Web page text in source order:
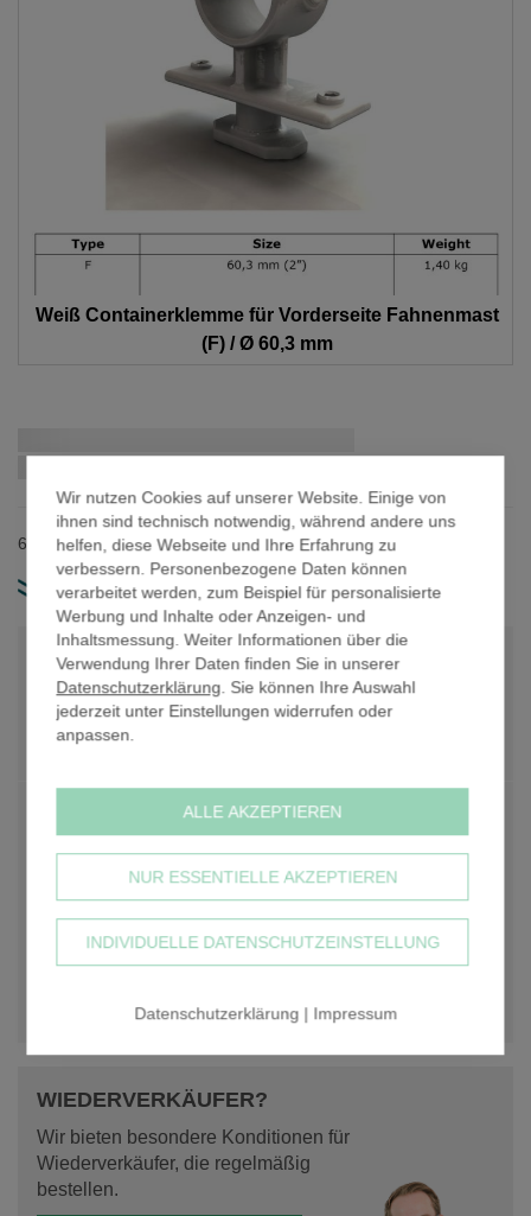
Wir nutzen Cookies auf unserer Website. Einige von
ihnen sind technisch notwendig, während andere uns
helfen, diese Webseite und Ihre Erfahrung zu
verbessern. Personenbezogene Daten können
verarbeitet werden, zum Beispiel für personalisierte
Werbung und Inhalte oder Anzeigen- und
Inhaltsmessung. Weiter Informationen über die
Verwendung Ihrer Daten finden Sie in unserer
Datenschutzerklärung . Sie können Ihre Auswahl
jederzeit unter Einstellungen widerrufen oder
anpassen.
ALLE AKZEPTIEREN
INDIVIDUELLE DATENSCHUTZEINSTELLUNG
NUR ESSENTIELLE AKZEPTIEREN
Datenschutzerklärung | Impressum
Weiß Containerklemme für Vorderseite Fahnenmast
(F) / Ø 60,3 mm
Anfang
Bildergalerie
springen
60,3 mm Rohrdurchmesser / Material: Gusseisen.
weitere Produkt-Infos
PREIS PRO STK. NETTO
PREIS PRO STK. NETTO
Anzahl
PREIS GESAMT NETTO
inkl. 19% USt, zzgl.Versandkosten
WIEDERVERKÄUFER?
Wir bieten besondere Konditionen für
Wiederverkäufer, die regelmäßig
bestellen.